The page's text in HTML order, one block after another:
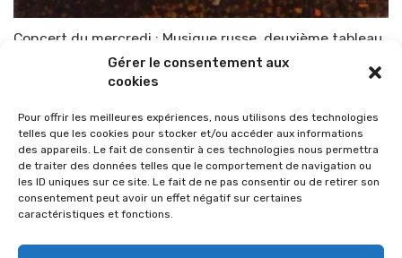
Gérer le consentement aux
cookies
Pour offrir les meilleures expériences, nous utilisons des technologies
telles que les cookies pour stocker et/ou accéder aux informations
des appareils. Le fait de consentir à ces technologies nous permettra
de traiter des données telles que le comportement de navigation ou
les ID uniques sur ce site. Le fait de ne pas consentir ou de retirer son
consentement peut avoir un effet négatif sur certaines
caractéristiques et fonctions.
Concert du mercredi : Musique russe, deuxième tableau
TOP-PARENTS 11 mars 2010